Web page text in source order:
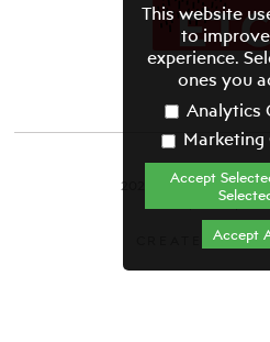
2021 ΘΕΑΤΡΙΚΟΣ
Όροι &
CREATED BY
This website
to
experience.
ones you
Analytics
Marketing
Accept
Accept